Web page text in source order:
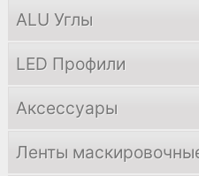
ALU Углы
LED Профили
Аксессуары
Ленты